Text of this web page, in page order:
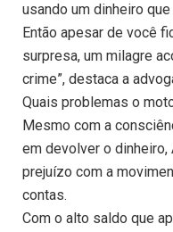
usando um dinheiro
Então apesar de você
surpresa, um milagre
crime”, destaca a
Quais problemas o
Mesmo com a
em devolver o
prejuízo com a
contas.
Com o alto saldo que